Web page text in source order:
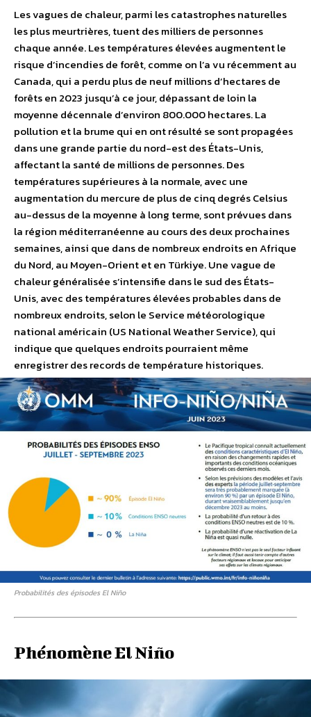
Les vagues de chaleur, parmi les catastrophes naturelles
les plus meurtrières, tuent des milliers de personnes
chaque année. Les températures élevées augmentent le
risque d’incendies de forêt, comme on l’a vu récemment au
Canada, qui a perdu plus de neuf millions d’hectares de
forêts en 2023 jusqu’à ce jour, dépassant de loin la
moyenne décennale d’environ 800.000 hectares. La
pollution et la brume qui en ont résulté se sont propagées
dans une grande partie du nord-est des États-Unis,
affectant la santé de millions de personnes. Des
températures supérieures à la normale, avec une
augmentation du mercure de plus de cinq degrés Celsius
au-dessus de la moyenne à long terme, sont prévues dans
la région méditerranéenne au cours des deux prochaines
semaines, ainsi que dans de nombreux endroits en Afrique
du Nord, au Moyen-Orient et en Türkiye. Une vague de
chaleur généralisée s’intensifie dans le sud des États-
Unis, avec des températures élevées probables dans de
nombreux endroits, selon le Service météorologique
national américain (US National Weather Service), qui
indique que quelques endroits pourraient même
enregistrer des records de température historiques.
Probabilités des épisodes El Niño
Phénomène El Niño